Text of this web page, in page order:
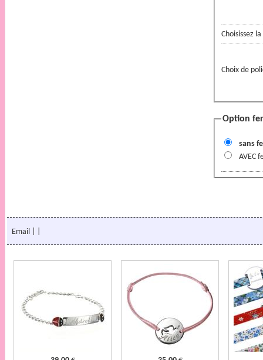
Choisissez
Choix de
Option
sans
AVEC
Email